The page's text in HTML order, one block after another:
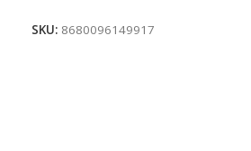
SKU: 8680096149917